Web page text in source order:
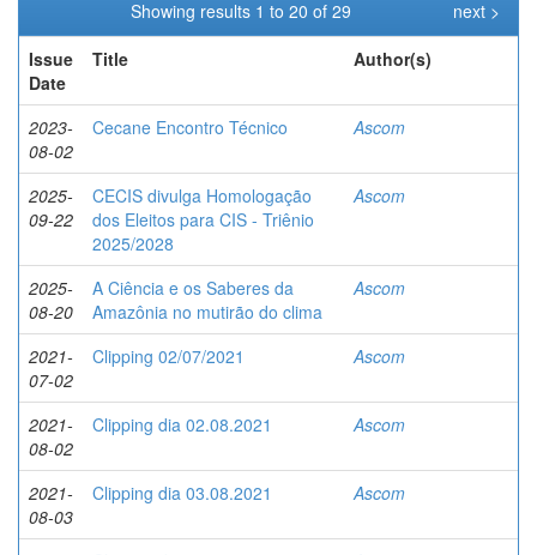
Showing results 1 to 20 of 29
next >
Issue
Date
Title Author(s)
2023-
08-02
Cecane Encontro Técnico Ascom
2025-
09-22
CECIS divulga Homologação
dos Eleitos para CIS - Triênio
2025/2028
Ascom
2025-
08-20
A Ciência e os Saberes da
Amazônia no mutirão do clima
Ascom
2021-
07-02
Clipping 02/07/2021 Ascom
2021-
08-02
Clipping dia 02.08.2021 Ascom
2021-
08-03
Clipping dia 03.08.2021 Ascom